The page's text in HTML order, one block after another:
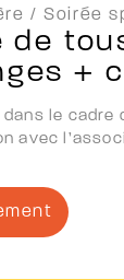
/Soirée
de
+
le cadre
avec